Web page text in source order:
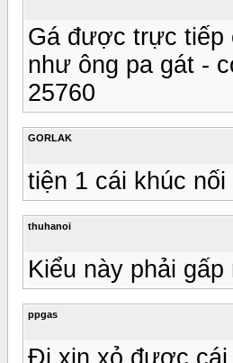
Gá được trực tiếp
như ông pa gát -
25760
GORLAK
tiện 1 cái khúc
thuhanoi
Kiểu này phải
ppgas
Đi xin xỏ được cái